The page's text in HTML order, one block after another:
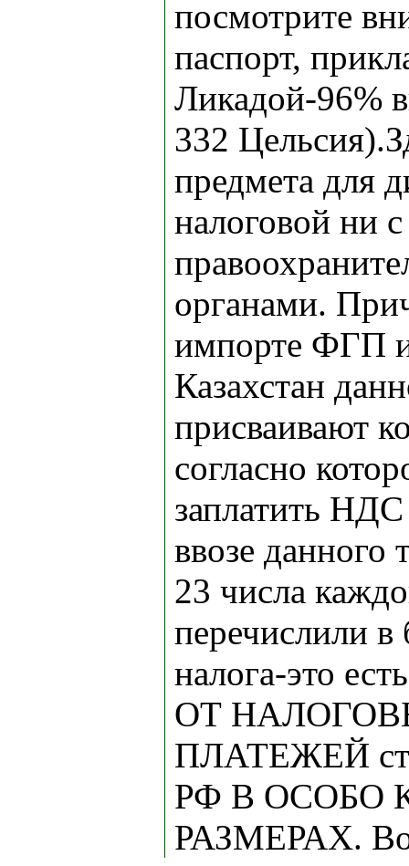
посмотрите
паспорт,
Ликадой-96%
332
предмета для
налоговой ни с
органами.
импорте ФГП
Казахстан
присваивают
согласно
заплатить
ввозе данного
23 числа
перечислили
налога-это
ОТ
ПЛАТЕЖЕЙ
РФ В ОСОБО
РАЗМЕРАХ.